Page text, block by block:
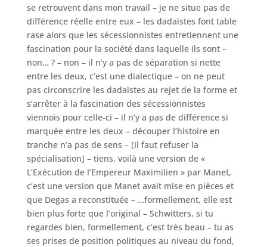
se retrouvent dans mon travail – je ne situe pas de
différence réelle entre eux – les dadaïstes font table
rase alors que les sécessionnistes entretiennent une
fascination pour la société dans laquelle ils sont –
non… ? – non – il n’y a pas de séparation si nette
entre les deux, c’est une dialectique – on ne peut
pas circonscrire les dadaïstes au rejet de la forme et
s’arrêter à la fascination des sécessionnistes
viennois pour celle-ci – il n’y a pas de différence si
marquée entre les deux – découper l’histoire en
tranche n’a pas de sens – [il faut refuser la
spécialisation] – tiens, voilà une version de «
L’Exécution de l’Empereur Maximilien » par Manet,
c’est une version que Manet avait mise en pièces et
que Degas a reconstituée – …formellement, elle est
bien plus forte que l’original – Schwitters, si tu
regardes bien, formellement, c’est très beau – tu as
ses prises de position politiques au niveau du fond,